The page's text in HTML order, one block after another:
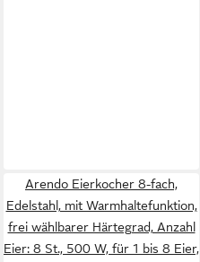
Arendo Eierkocher 8-fach,
Edelstahl, mit Warmhaltefunktion,
frei wählbarer Härtegrad, Anzahl
Eier: 8 St., 500 W, für 1 bis 8 Eier,